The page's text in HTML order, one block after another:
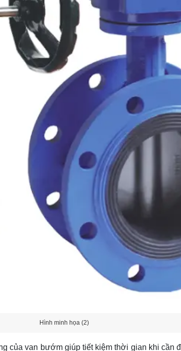
Hình minh họa (2)
của van bướm giúp tiết kiệm thời gian khi cần